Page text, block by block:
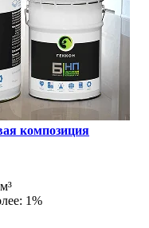
композиция
1%